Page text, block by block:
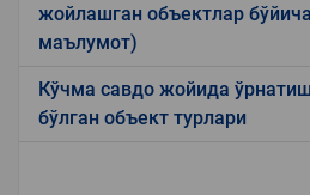
жойлашган объектлар
маълумот)
Кўчма савдо жойида
бўлган объект турлари